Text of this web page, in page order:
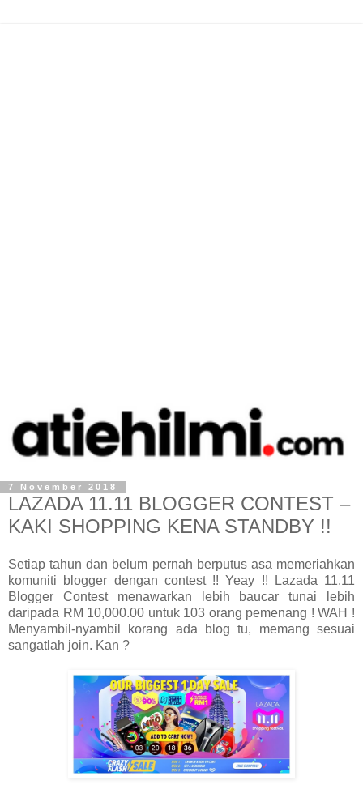
7 November 2018
LAZADA 11.11 BLOGGER CONTEST –
KAKI SHOPPING KENA STANDBY !!
Setiap tahun dan belum pernah berputus asa memeriahkan
komuniti blogger dengan contest !! Yeay !! Lazada 11.11
Blogger Contest menawarkan lebih baucar tunai lebih
daripada RM 10,000.00 untuk 103 orang pemenang ! WAH !
Menyambil-nyambil korang ada blog tu, memang sesuai
sangatlah join. Kan ?